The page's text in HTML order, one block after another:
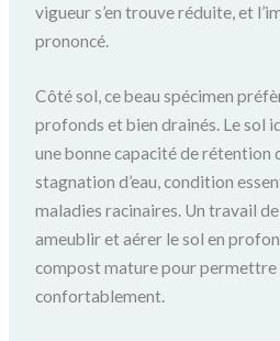
vigueur s’en trouve réduite, et
prononcé.
Côté sol, ce beau spécimen
profonds et bien drainés. Le sol
une bonne capacité de rétention
stagnation d’eau, condition
maladies racinaires. Un travail
ameublir et aérer le sol en
compost mature pour permettre
confortablement.